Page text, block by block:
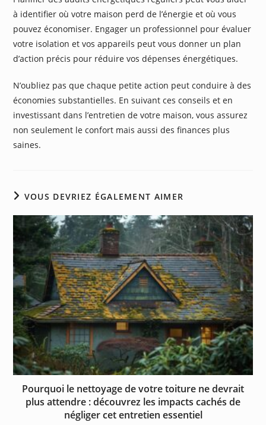
à identifier où votre maison perd de l’énergie et où vous
pouvez économiser. Engager un professionnel pour évaluer
votre isolation et vos appareils peut vous donner un plan
d’action précis pour réduire vos dépenses énergétiques.
N’oubliez pas que chaque petite action peut conduire à des
économies substantielles. En suivant ces conseils et en
investissant dans l’entretien de votre maison, vous assurez
non seulement le confort mais aussi des finances plus
saines.
VOUS DEVRIEZ ÉGALEMENT AIMER
Pourquoi le nettoyage de votre toiture ne devrait
plus attendre : découvrez les impacts cachés de
négliger cet entretien essentiel